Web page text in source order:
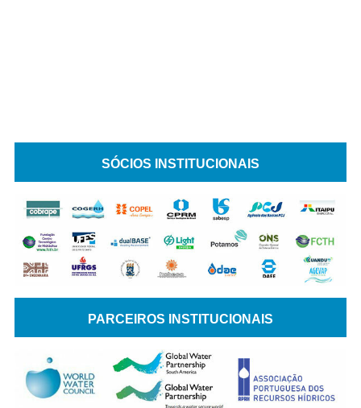
SÓCIOS INSTITUCIONAIS
PARCEIROS INSTITUCIONAIS